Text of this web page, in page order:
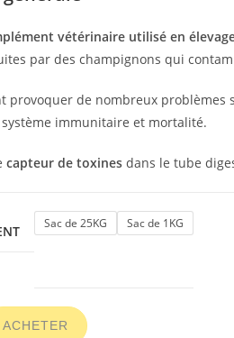
vétérinaire utilisé en
par des champignons qui
provoquer de nombreux problèmes
immunitaire et mortalité.
capteur de toxines dans le tube
Sac de 25KG Sac de 1KG
ACHETER